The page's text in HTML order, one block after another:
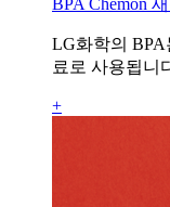
LG화학의
료로 사용됩니
+